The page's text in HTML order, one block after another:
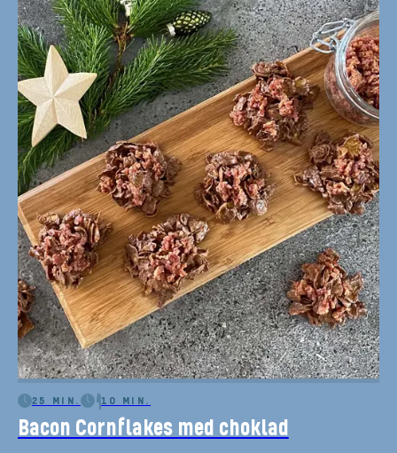
25 MIN. 10 MIN.
Bacon Cornflakes med choklad